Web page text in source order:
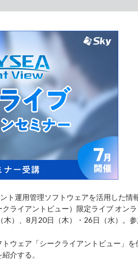
運用管理ソフトウェアを活用した情
ライアントビュー）限定ライブ オン
）、8月20日（木）・26日（水）。参
ウェア「シークライアントビュー」を
介する。